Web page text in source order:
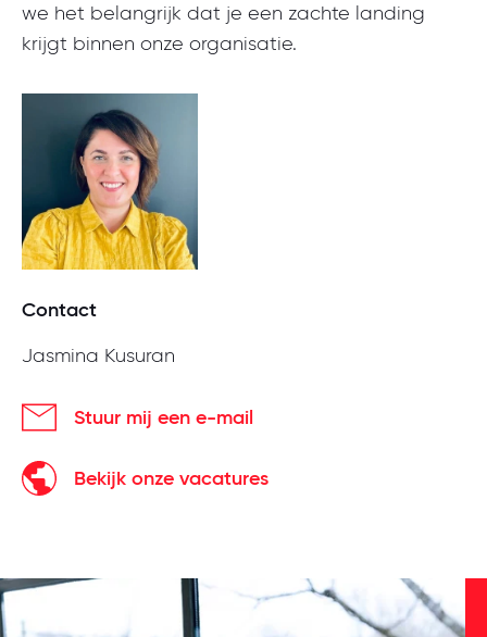
we het belangrijk dat je een zachte landing
krijgt binnen onze organisatie.
Contact
Jasmina Kusuran
Stuur mij een e-mail
Bekijk onze vacatures